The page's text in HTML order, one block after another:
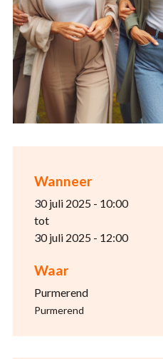
Wanneer
30 juli 2025 - 10:00
tot
30 juli 2025 - 12:00
Waar
Purmerend
Purmerend